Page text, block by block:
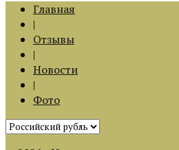
Главная
|
Отзывы
|
Новости
|
Фото